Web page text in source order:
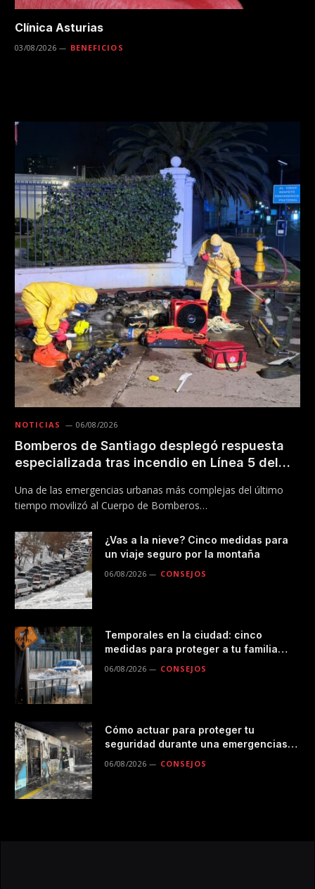
Clínica Asturias
03/08/2026 BENEFICIOS
NOTICIAS 06/08/2026
Bomberos de Santiago desplegó respuesta
especializada tras incendio en Línea 5 del
Una de las emergencias urbanas más complejas del último
tiempo movilizó al Cuerpo de Bomberos…
¿Vas a la nieve? Cinco medidas para
un viaje seguro por la montaña
06/08/2026 CONSEJOS
Temporales en la ciudad: cinco
medidas para proteger a tu familia
06/08/2026 CONSEJOS
Cómo actuar para proteger tu
seguridad durante una emergencias
06/08/2026 CONSEJOS